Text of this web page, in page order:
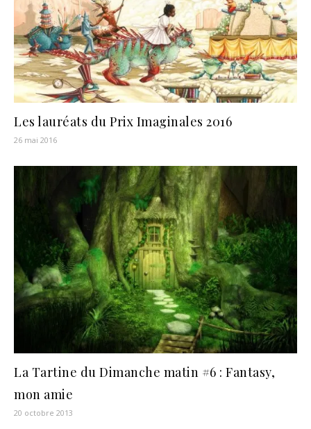
Les lauréats du Prix Imaginales 2016
26 mai 2016
La Tartine du Dimanche matin #6 : Fantasy,
mon amie
20 octobre 2013